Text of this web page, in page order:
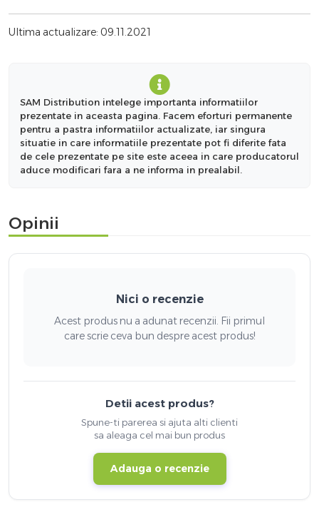
Ultima actualizare: 09.11.2021
SAM Distribution intelege importanta informatiilor
prezentate in aceasta pagina. Facem eforturi permanente
pentru a pastra informatiilor actualizate, iar singura
situatie in care informatiile prezentate pot fi diferite fata
de cele prezentate pe site este aceea in care producatorul
aduce modificari fara a ne informa in prealabil.
Opinii
Nici o recenzie
Acest produs nu a adunat recenzii. Fii primul
care scrie ceva bun despre acest produs!
Detii acest produs?
Spune-ti parerea si ajuta alti clienti
sa aleaga cel mai bun produs
Adauga o recenzie